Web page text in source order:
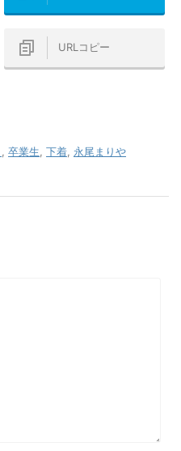
URLコピー
卒業生 下着 永尾まりや